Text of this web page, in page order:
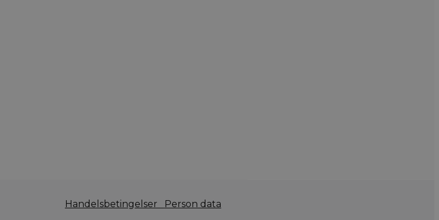
Handelsbetingelser
Person data